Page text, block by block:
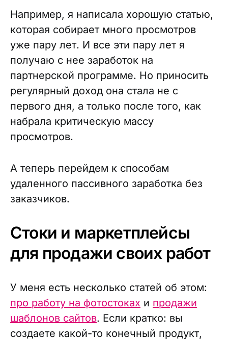
Например, я написала хорошую статью,
которая собирает много просмотров
уже пару лет. И все эти пару лет я
получаю с нее заработок на
партнерской программе. Но приносить
регулярный доход она стала не с
первого дня, а только после того, как
набрала критическую массу
просмотров.
А теперь перейдем к способам
удаленного пассивного заработка без
заказчиков.
Стоки и маркетплейсы
для продажи своих работ
У меня есть несколько статей об этом:
про работу на фотостоках и продажи
шаблонов сайтов. Если кратко: вы
создаете какой-то конечный продукт,